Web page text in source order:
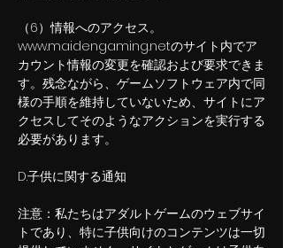
（6）情報へのアクセス。
www.maidengaming.netのサイト内でア
カウント情報の変更を確認および要求できま
す。残念ながら、ゲームソフトウェア内で同
様の手順を維持していないため、サイトにア
クセスしてそのようなアクションを実行する
必要があります。
D.子供に関する通知
注意：私たちはアダルトゲームのウェブサイ
トであり、特に子供向けのコンテンツは一切